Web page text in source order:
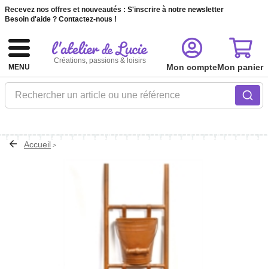
Recevez nos offres et nouveautés : S'inscrire à notre newsletter
Besoin d'aide ? Contactez-nous !
MENU
Créations, passions & loisirs
Rechercher un article ou une référence
Mon compteMon panier
Accueil >